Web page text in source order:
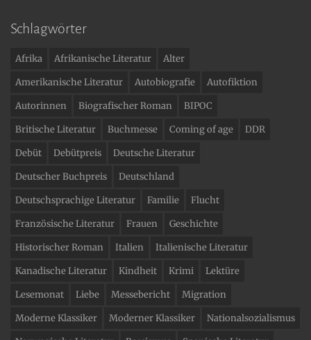
Schlagwörter
Afrika Afrikanische Literatur
Alter
Amerikanische Literatur
Autobiografie
Autofiktion
Autorinnen
Biografischer Roman
BIPOC
Britische Literatur
Buchmesse Coming of age
DDR
Debüt
Debütpreis
Deutsche Literatur
Deutscher Buchpreis
Deutschland
Deutschsprachige Literatur
Familie
Flucht
Französische Literatur
Frauen
Geschichte
Historischer Roman
Italien
Italienische Literatur
Kanadische Literatur
Kindheit Krimi
Lektüre
Lesemonat
Liebe Messebericht
Migration
Moderne Klassiker
Moderner Klassiker
Nationalsozialismus